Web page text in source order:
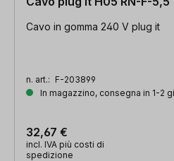
Cavo in gomma 240 V plug it
n. art.: F-203899
In magazzino, consegna in 1-2
32,67 €
incl. IVA più costi di
spedizione